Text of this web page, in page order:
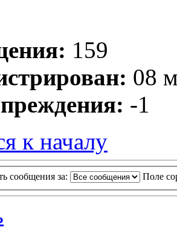
159
08
-1
к началу
сообщения за: Поле